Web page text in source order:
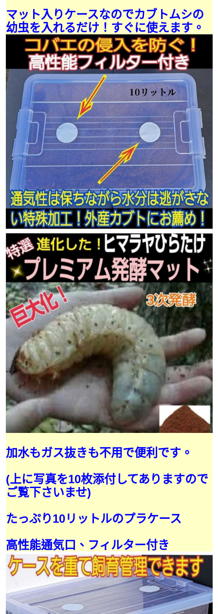
マット入りケースなのでカブトムシの
幼虫を入れるだけ！すぐに使えます。
加水もガス抜きも不用で便利です。
(上に写真を10枚添付してありますので
ご覧下さいませ)
たっぷり10リットルのプラケース
高性能通気口、フィルター付き